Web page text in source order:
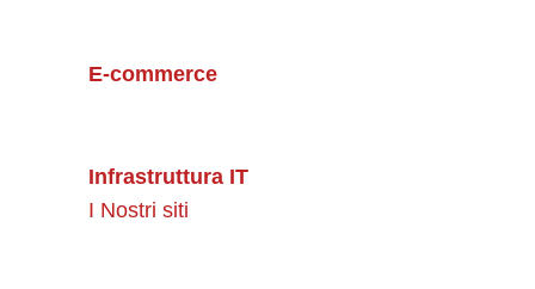
E-commerce
Infrastruttura IT
I Nostri siti